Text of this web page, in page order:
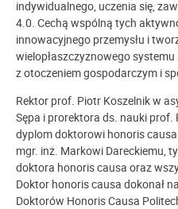
indywidualnego, uczenia się,
4.0. Cechą wspólną tych
innowacyjnego przemysłu i
wielopłaszczyznowego
z otoczeniem gospodarczym i
Rektor prof. Piotr Koszelnik w
Sępa i prorektora ds. nauki prof.
dyplom doktorowi honoris
mgr. inż. Markowi Dareckiemu,
doktora honoris causa oraz
Doktor honoris causa dokonał
Doktorów Honoris Causa